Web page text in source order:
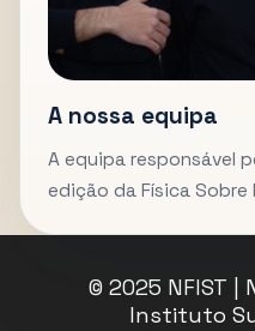
A nossa equipa
A equipa responsável
edição da Física Sobre
© 2025 NFIST |
Instituto